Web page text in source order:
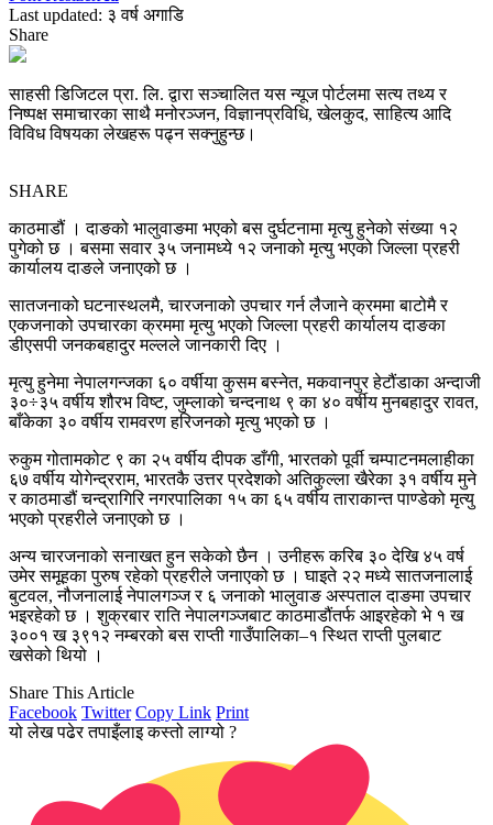
Last updated: ३ वर्ष अगाडि
Share
साहसी डिजिटल प्रा. लि. द्वारा सञ्चालित यस न्यूज पोर्टलमा सत्य तथ्य र
निष्पक्ष समाचारका साथै मनोरञ्जन, विज्ञानप्रविधि, खेलकुद, साहित्य आदि
विविध विषयका लेखहरू पढ्न सक्नुहुन्छ।
SHARE
काठमाडौं । दाङको भालुवाङमा भएको बस दुर्घटनामा मृत्यु हुनेको संख्या १२
पुगेको छ । बसमा सवार ३५ जनामध्ये १२ जनाको मृत्यु भएको जिल्ला प्रहरी
कार्यालय दाङले जनाएको छ ।
सातजनाको घटनास्थलमै, चारजनाको उपचार गर्न लैजाने क्रममा बाटोमै र
एकजनाको उपचारका क्रममा मृत्यु भएको जिल्ला प्रहरी कार्यालय दाङका
डीएसपी जनकबहादुर मल्लले जानकारी दिए ।
मृत्यु हुनेमा नेपालगन्जका ६० वर्षीया कुसम बस्नेत, मकवानपुर हेटौंडाका अन्दाजी
३०÷३५ वर्षीय शौरभ विष्ट, जुम्लाको चन्दनाथ ९ का ४० वर्षीय मुनबहादुर रावत,
बाँकेका ३० वर्षीय रामवरण हरिजनको मृत्यु भएको छ ।
रुकुम गोतामकोट ९ का २५ वर्षीय दीपक डाँगी, भारतको पूर्वी चम्पाटनमलाहीका
६७ वर्षीय योगेन्द्रराम, भारतकै उत्तर प्रदेशको अतिकुल्ला खैरेका ३१ वर्षीय मुने
र काठमाडौं चन्द्रागिरि नगरपालिका १५ का ६५ वर्षीय ताराकान्त पाण्डेको मृत्यु
भएको प्रहरीले जनाएको छ ।
अन्य चारजनाको सनाखत हुन सकेको छैन । उनीहरू करिब ३० देखि ४५ वर्ष
उमेर समूहका पुरुष रहेको प्रहरीले जनाएको छ । घाइते २२ मध्ये सातजनालाई
बुटवल, नौजनालाई नेपालगञ्ज र ६ जनाको भालुवाङ अस्पताल दाङमा उपचार
भइरहेको छ । शुक्रबार राति नेपालगञ्जबाट काठमाडौंतर्फ आइरहेको भे १ ख
३००१ ख ३९१२ नम्बरको बस राप्ती गाउँपालिका–१ स्थित राप्ती पुलबाट
खसेको थियो ।
Share This Article
Facebook Twitter Copy Link Print
यो लेख पढेर तपाइँलाइ कस्तो लाग्यो ?